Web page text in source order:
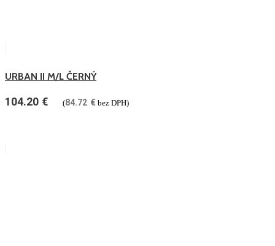
URBAN II M/L ČERNÝ
104.20 € (84.72 € bez DPH)